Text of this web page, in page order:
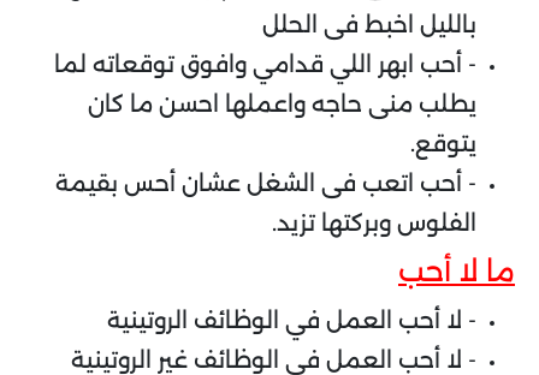
بالليل اخبط فى الحلل
- أحب ابهر اللي قدامي وافوق توقعاته لما
يطلب منى حاجه واعملها احسن ما كان
يتوقع.
- أحب اتعب فى الشغل عشان أحس بقيمة
الفلوس وبركتها تزيد.
ما لا أحب
- لا أحب العمل في الوظائف الروتينية
- لا أحب العمل فى الوظائف غير الروتينية